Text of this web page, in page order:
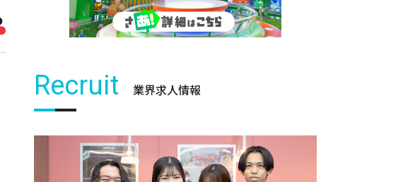
Recruit 業界求人情報